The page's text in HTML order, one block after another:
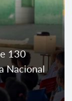
130
Nacional